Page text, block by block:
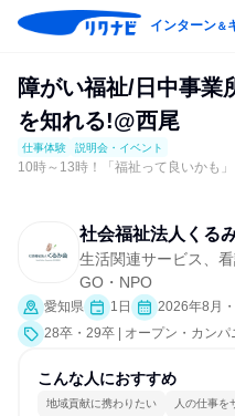
インターン＆
障がい福祉/日中事業
を知れる!@西尾
仕事体験 説明会・イベント
10時～13時！「福祉って良いかも
社会福祉法人くる
生活関連サービス、
GO・NPO
愛知県 1日
2026年8月
28卒・29卒 | オープン・カン
こんな人におすすめ
地域貢献に携わりたい 人の仕事を